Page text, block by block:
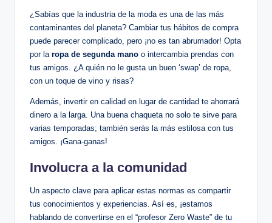
¿Sabías que la industria de la moda es una de las más
contaminantes del planeta? Cambiar tus hábitos de compra
puede parecer complicado, pero ¡no es tan abrumador! Opta
por la ropa de segunda mano o intercambia prendas con
tus amigos. ¿A quién no le gusta un buen ‘swap’ de ropa,
con un toque de vino y risas?
Además, invertir en calidad en lugar de cantidad te ahorrará
dinero a la larga. Una buena chaqueta no solo te sirve para
varias temporadas; también serás la más estilosa con tus
amigos. ¡Gana-ganas!
Involucra a la comunidad
Un aspecto clave para aplicar estas normas es compartir
tus conocimientos y experiencias. Así es, ¡estamos
hablando de convertirse en el “profesor Zero Waste” de tu